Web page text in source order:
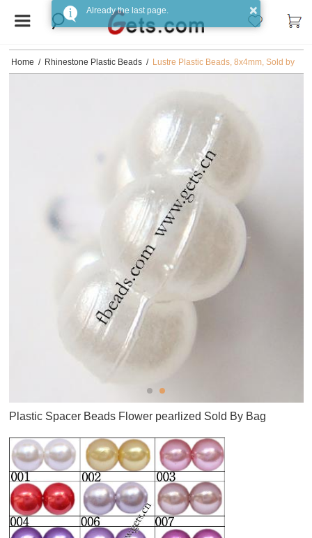
Home / Rhinestone Plastic Beads / Lustre Plastic Beads, 8x4mm, Sold by
Plastic Spacer Beads Flower pearlized Sold By Bag